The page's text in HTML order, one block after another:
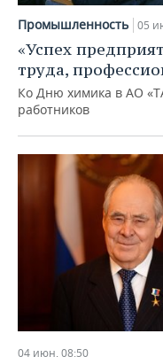
Промышленность 05
«Успех
труда,
Ко Дню химика в АО
работников
04 июн, 08:50